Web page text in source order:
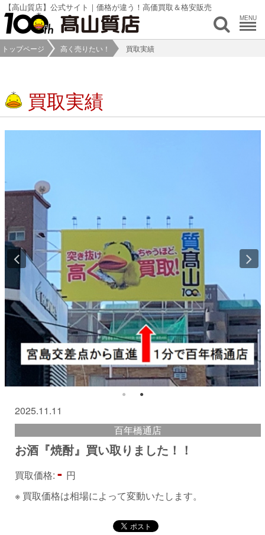
【高山質店】公式サイト｜価格が違う！高価買取＆格安販売
MENU
トップページ 高く売りたい！ 買取実績
買取実績
2025.11.11
百年橋通店
お酒『焼酎』買い取りました！！
買取価格: - 円
※ 買取価格は相場によって変動いたします。